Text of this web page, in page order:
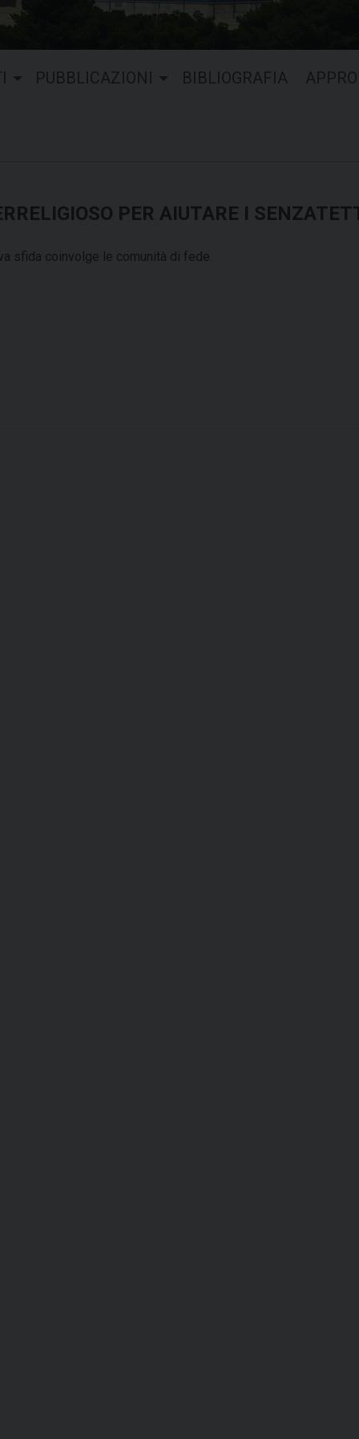
PUBBLICAZIONI BIBLIOGRAFIA
PER AIUTARE I
sfida coinvolge le comunità di fede.